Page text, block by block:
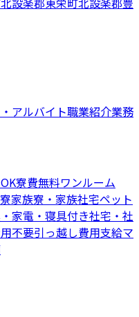
アルバイト職業紹介業務
寮費無料ワンルーム
家族寮・家族社宅ペット
家電・寝具付き社宅・社
不要引っ越し費用支給マ